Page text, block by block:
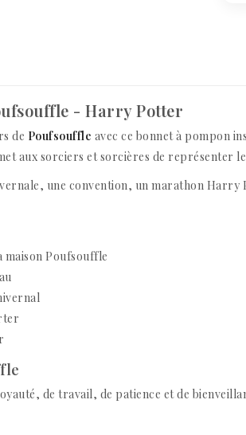
- Harry Potter
de Poufsouffle avec ce bonnet à pompon
aux sorciers et sorcières de représenter
une convention, un marathon
maison Poufsouffle
de travail, de patience et de